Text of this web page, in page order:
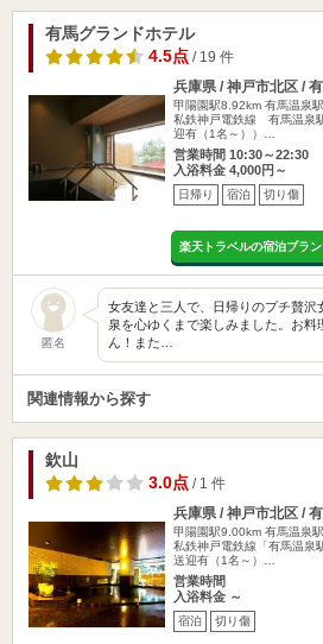
有馬グランドホテル
4.5点/ 19 件
兵庫県 / 神戸市北区 /
甲陽園駅8.92km 有馬温泉
私鉄神戸電鉄線 有馬温泉
迎有（1名～））…
営業時間 10:30～22:30
入浴料金 4,000円～
日帰り 宿泊 切り傷
楽天トラベルの宿泊プラ
匿名
女友達と三人で、日帰りのプチ贅沢
泉を心ゆくまで楽しみました。お料
ん！また…
関連情報から探す
欽山
3.0点/ 1 件
兵庫県 / 神戸市北区 /
甲陽園駅9.00km 有馬温泉
私鉄神戸電鉄線「有馬温
送迎有（1名～）…
営業時間
入浴料金 ～
宿泊 切り傷